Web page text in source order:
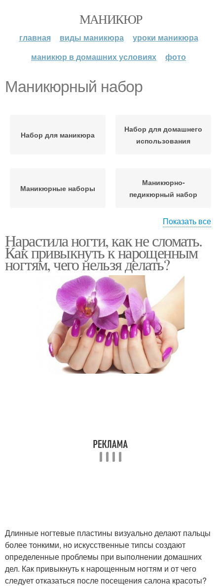
МАНИКЮР
главная виды маникюра
уроки маникюра
маникюр в домашних условиях
фото
Маникюрный набор
Набор для маникюра
Набор для домашнего
использования
Маникюрные наборы
Маникюрно-
педикюрный набор
инструменты
Набор с алиэкспресс
Стартовые наборы Наборы для маникюра
Стартовый набор Набор без лампы
Набор для гель Наборы для нанесения
Показать все
Нарастила ногти, как не сломать.
Как привыкнуть к нарощенным
ногтям, чего нельзя делать?
Длинные ногтевые пластины визуально делают пальцы
более тонкими, но искусственные типсы создают
определенные проблемы при выполнении домашних
дел. Как привыкнуть к нарощенным ногтям и от чего
следует отказаться после посещения салона красоты?